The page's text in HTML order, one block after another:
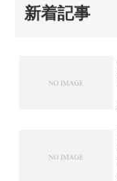
新着記事